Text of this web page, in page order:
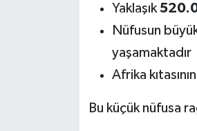
Yaklaşık
Nüfusun
yaşamaktadır
Afrika
Bu küçük nüfusa